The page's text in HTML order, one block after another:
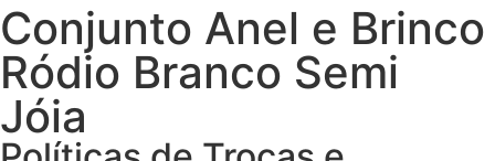
Conjunto Anel e Brinco
Ródio Branco Semi
Jóia